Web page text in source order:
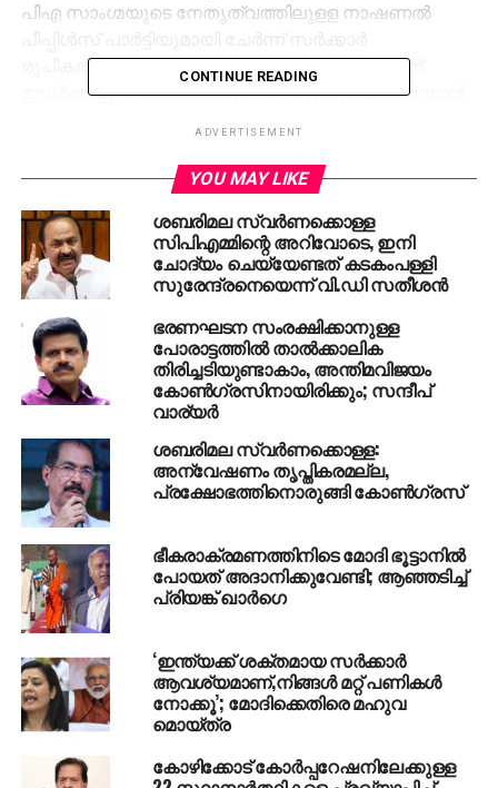
പിഎ സാംഗ്മയുടെ നേതൃത്വത്തിലുളള നാഷണല്‍
രൂപീകരിക്കാന്‍ ശ്രമം തുടങ്ങിയിട്ടുണ്ട്. 19 സീറ്റാണ്
ഇവര്‍ക്കുളളത്. ബിജെപിയുടെ 2 സീറ്റ് കൂടിയാകുമ്പോള്‍
അതേസമയം ചെറുകക്ഷികളായ യുണൈറ്റഡ്
ഡെമോക്രാറ്റിക് പാര്‍ട്ടി, പീപ്പിള്‍സ് ഡെമോക്രാറ്റിക്
ഫ്രണ്ട് എന്നിവരുടെ നിലപാട് സംസ്ഥാനത്ത്
നിര്‍ണ്ണായകമാകും. യുഡിപിക്ക് ആറും പിഡിഎഫിന്
നാലും സീറ്റുകളാണ് ഉളളത്. മൂന്ന് സ്വതന്ത്രരും മറ്റ്
കക്ഷികളില്‍ നിന്നായി നാല് അംഗങ്ങളും
തിരഞ്ഞെടുക്കപ്പെട്ടിട്ടുണ്ട്.
RELATED TOPICS: CONGRESS MEGHALAYA
ബാങ്ക് ഉദ്യോഗസ്ഥന് നീരവ് സ്വര്‍ണവും
വജ്രാഭരണവും കൈക്കൂലി നല്‍കി: സി.ബി.ഐ
DON'T MISS
ഉത്തര്‍പ്രദേശില്‍ പുതിയ രാഷ്ട്രീയ സമവാക്യം
രൂപപ്പെടുന്നു
CONTINUE READING
ADVERTISEMENT
YOU MAY LIKE
ശബരിമല സ്വര്‍ണക്കൊള്ള
സിപിഎമ്മിന്റെ അറിവോടെ, ഇനി
ചോദ്യം ചെയ്യേണ്ടത് കടകംപള്ളി
സുരേന്ദ്രനെയെന്ന് വി.ഡി സതീശന്‍
ഭരണഘടന സംരക്ഷിക്കാനുള്ള
പോരാട്ടത്തില്‍ താല്‍ക്കാലിക
തിരിച്ചടിയുണ്ടാകാം, അന്തിമവിജയം
കോണ്‍ഗ്രസിനായിരിക്കും; സന്ദീപ്
വാര്യര്‍
ശബരിമല സ്വര്‍ണക്കൊള്ള:
അന്വേഷണം തൃപ്തികരമല്ല,
പ്രക്ഷോഭത്തിനൊരുങ്ങി കോണ്‍ഗ്രസ്
ഭീകരാക്രമണത്തിനിടെ മോദി ഭൂട്ടാനില്‍
പോയത് അദാനിക്കുവേണ്ടി; ആഞ്ഞടിച്ച്
പ്രിയങ്ക് ഖാര്‍ഗെ
‘ഇന്ത്യക്ക് ശക്തമായ സർക്കാർ
ആവശ്യമാണ്,നിങ്ങൾ മറ്റ് പണികൾ
നോക്കൂ’; മോദിക്കെതിരെ മഹുവ
മൊയ്ത്ര
കോഴിക്കോട് കോര്‍പ്പറേഷനിലേക്കുള്ള